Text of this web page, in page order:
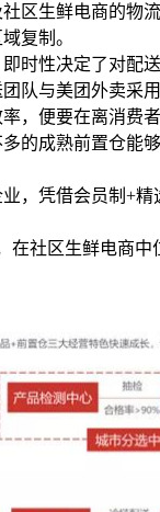
区生鲜电商的物
复制。
时性决定了对配
队与美团外卖采
，便要在离消费
的成熟前置仓能
，凭借会员制+
在社区生鲜电商